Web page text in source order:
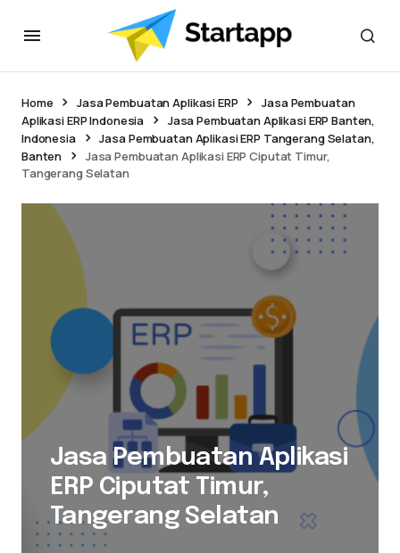
Home Jasa Pembuatan Aplikasi ERP
Jasa Pembuatan
Aplikasi ERP Indonesia
Jasa Pembuatan Aplikasi ERP Banten,
Indonesia
Jasa Pembuatan Aplikasi ERP Tangerang Selatan,
Banten
Jasa Pembuatan Aplikasi ERP Ciputat Timur,
Tangerang Selatan
Jasa Pembuatan Aplikasi
ERP Ciputat Timur,
Tangerang Selatan